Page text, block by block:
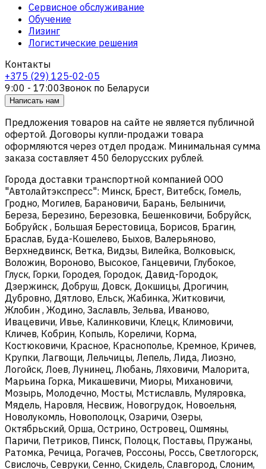
Сервисное обслуживание
Обучение
Лизинг
Логистические решения
Контакты
+375 (29) 125-02-05
9:00 - 17:00Звонок по Беларуси
Написать нам
Предложения товаров на сайте не является публичной
офертой. Договоры купли-продажи товара
оформляются через отдел продаж. Минимальная сумма
заказа составляет 450 белорусских рублей.
Города доставки транспортной компанией ООО
"Автолайтэкспресс": Минск, Брест, Витебск, Гомель,
Гродно, Могилев, Барановичи, Барань, Белыничи,
Береза, Березино, Березовка, Бешенковичи, Бобруйск,
Бобруйск , Большая Берестовица, Борисов, Брагин,
Браслав, Буда-Кошелево, Быхов, Валерьяново,
Верхнедвинск, Ветка, Видзы, Вилейка, Волковыск,
Воложин, Вороново, Высокое, Ганцевичи, Глубокое,
Глуск, Горки, Городея, Городок, Давид-Городок,
Дзержинск, Добруш, Довск, Докшицы, Дрогичин,
Дубровно, Дятлово, Ельск, Жабинка, Житковичи,
Жлобин , Жодино, Заславль, Зельва, Иваново,
Ивацевичи, Ивье, Калинковичи, Клецк, Климовичи,
Кличев, Кобрин, Копыль, Кореличи, Корма,
Костюковичи, Красное, Краснополье, Кремное, Кричев,
Крупки, Лагвощи, Лельчицы, Лепель, Лида, Лиозно,
Логойск, Лоев, Лунинец, Любань, Ляховичи, Малорита,
Марьина Горка, Микашевичи, Миоры, Михановичи,
Мозырь, Молодечно, Мосты, Мстиславль, Муляровка,
Мядель, Наровля, Несвиж, Новогрудок, Новоельня,
Новолукомль, Новополоцк, Озаричи, Озеры,
Октябрьский, Орша, Острино, Островец, Ошмяны,
Паричи, Петриков, Пинск, Полоцк, Поставы, Пружаны,
Ратомка, Речица, Рогачев, Россоны, Россь, Светлогорск,
Свислочь, Севруки, Сенно, Скидель, Славгород, Слоним,